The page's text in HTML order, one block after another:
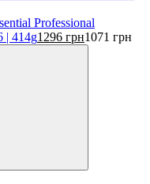
Professional
| 414g1296 грн1071 грн